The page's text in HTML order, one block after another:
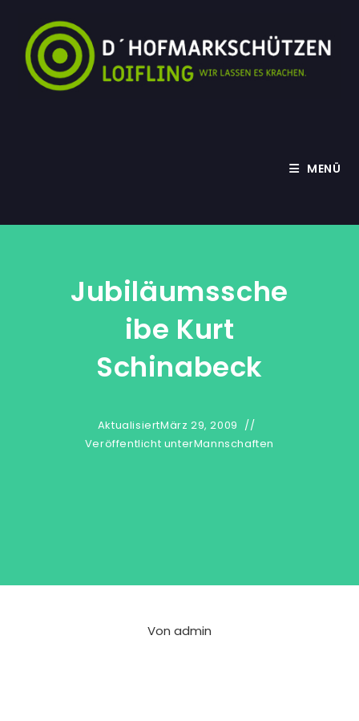
springen
MENÜ
Jubiläumssche
Ibe Kurt
Schinabeck
AktualisiertMärz 29, 2009
Veröffentlicht unterMannschaften
Von admin